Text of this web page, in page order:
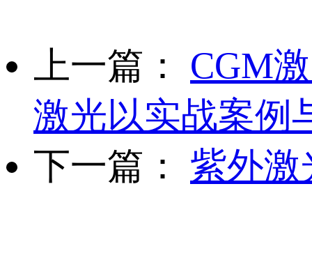
上一篇：
CGM
激光以实战案例
下一篇：
紫外激